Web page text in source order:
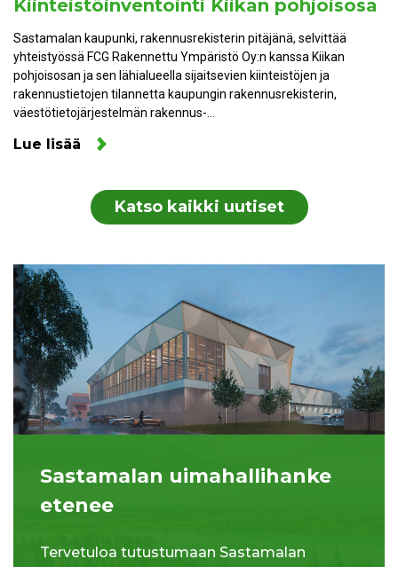
Kiinteistöinventointi Kiikan pohjoisosa
Sastamalan kaupunki, rakennusrekisterin pitäjänä, selvittää
yhteistyössä FCG Rakennettu Ympäristö Oy:n kanssa Kiikan
pohjoisosan ja sen lähialueella sijaitsevien kiinteistöjen ja
rakennustietojen tilannetta kaupungin rakennusrekisterin,
väestötietojärjestelmän rakennus-…
Lue lisää
Katso kaikki uutiset
Sastamalan uimahallihanke
etenee
Tervetuloa tutustumaan Sastamalan